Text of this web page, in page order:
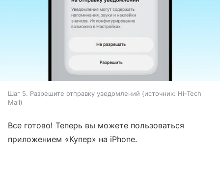
Шаг 5. Разрешите отправку уведомлений источник: Hi-Tech
Mail
Все готово! Теперь вы можете пользоваться
приложением «Купер» на iPhone.